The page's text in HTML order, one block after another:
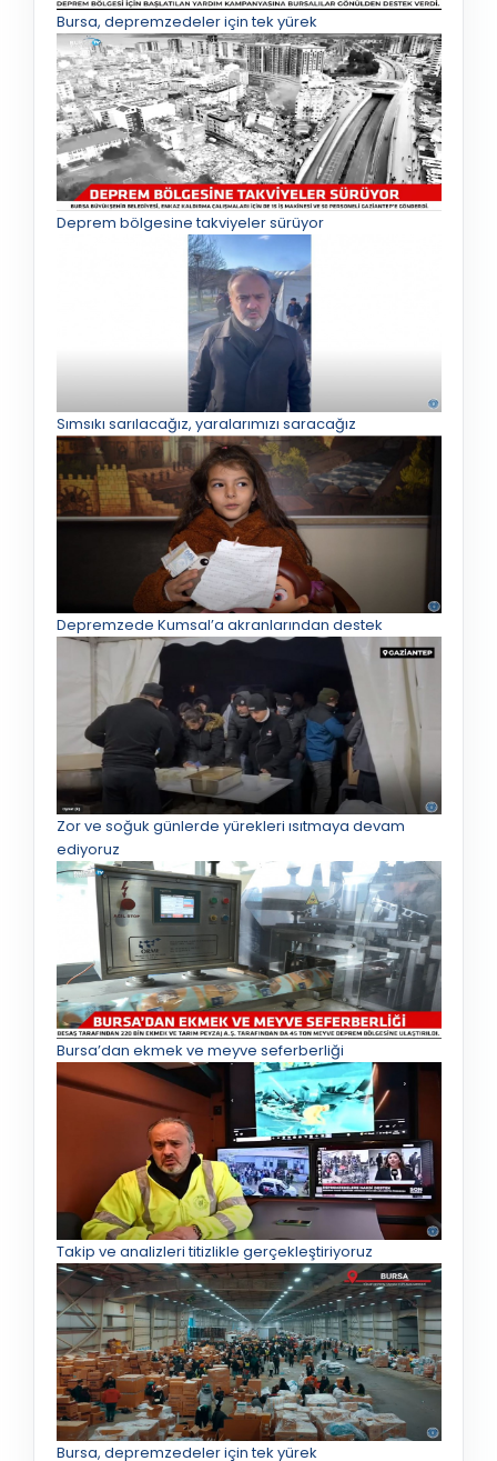
Bursa, depremzedeler için tek yürek
Deprem bölgesine takviyeler sürüyor
Sımsıkı sarılacağız, yaralarımızı saracağız
Depremzede Kumsal’a akranlarından destek
Zor ve soğuk günlerde yürekleri ısıtmaya devam
ediyoruz
Bursa’dan ekmek ve meyve seferberliği
Takip ve analizleri titizlikle gerçekleştiriyoruz
Bursa, depremzedeler için tek yürek